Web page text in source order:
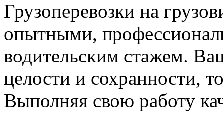
Грузоперевозки на
опытными,
водительским стажем.
целости и сохранности,
Выполняя свою работу